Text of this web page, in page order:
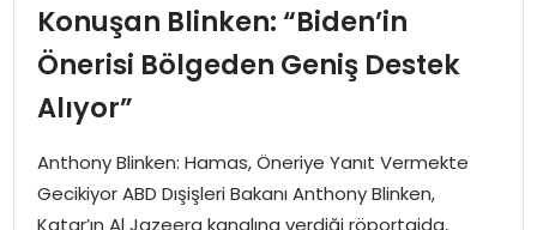
İDEAL SPOR
YAŞAM
MAGAZIN
Konuşan Blinken: “Biden’in
Önerisi Bölgeden Geniş Destek
Alıyor”
Anthony Blinken: Hamas, Öneriye Yanıt Vermekte
Gecikiyor ABD Dışişleri Bakanı Anthony Blinken,
Katar’ın Al Jazeera kanalına verdiği röportajda,